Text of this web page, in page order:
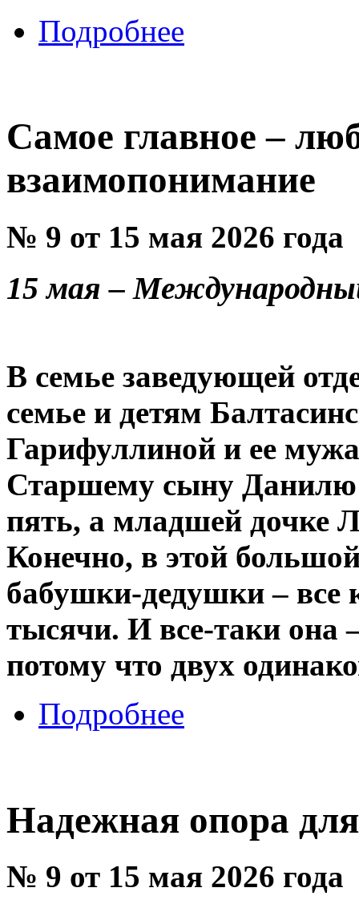
Подробнее
Самое главное –
взаимопонимание
№ 9 от 15 мая 2026 года
15 мая –
В семье заведующей
семье и детям
Гарифуллиной и ее
Старшему сыну Данилю
пять, а младшей дочке
Конечно, в этой
бабушки-дедушки – все
тысячи. И все-таки она
потому что двух
Подробнее
Надежная опора
№ 9 от 15 мая 2026 года